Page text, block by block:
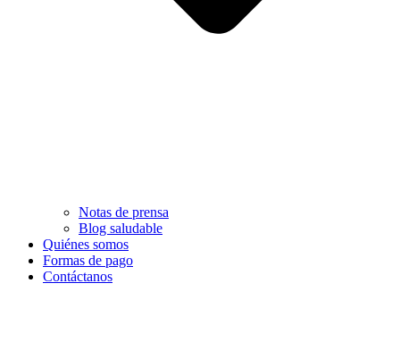
Notas de prensa
Blog saludable
Quiénes somos
Formas de pago
Contáctanos